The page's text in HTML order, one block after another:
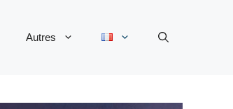
Autres